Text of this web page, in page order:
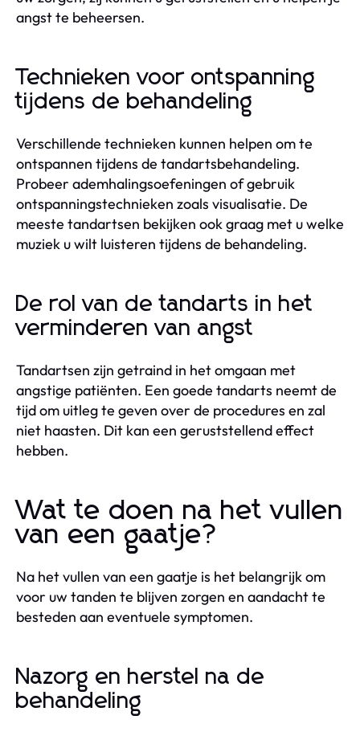
angst te beheersen.
Technieken voor ontspanning
tijdens de behandeling
Verschillende technieken kunnen helpen om te
ontspannen tijdens de tandartsbehandeling.
Probeer ademhalingsoefeningen of gebruik
ontspanningstechnieken zoals visualisatie. De
meeste tandartsen bekijken ook graag met u welke
muziek u wilt luisteren tijdens de behandeling.
De rol van de tandarts in het
verminderen van angst
Tandartsen zijn getraind in het omgaan met
angstige patiënten. Een goede tandarts neemt de
tijd om uitleg te geven over de procedures en zal
niet haasten. Dit kan een geruststellend effect
hebben.
Wat te doen na het vullen
van een gaatje?
Na het vullen van een gaatje is het belangrijk om
voor uw tanden te blijven zorgen en aandacht te
besteden aan eventuele symptomen.
Nazorg en herstel na de
behandeling